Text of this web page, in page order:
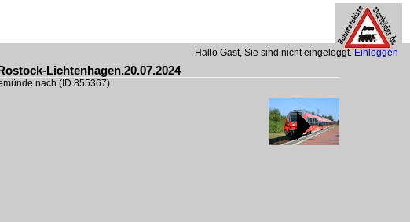
Hallo Gast, Sie sind nicht eingeloggt.Einloggen
Lichtenhagen.20.07.2024
nach (ID 855367)